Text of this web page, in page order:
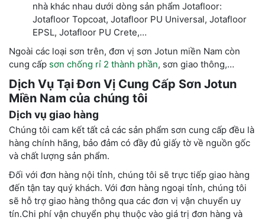
nhà khác nhau dưới dòng sản phẩm Jotafloor:
Jotafloor Topcoat, Jotafloor PU Universal, Jotafloor
EPSL, Jotafloor PU Crete,…
Ngoài các loại sơn trên, đơn vị sơn Jotun miền Nam còn
cung cấp sơn chống rỉ 2 thành phần, sơn giao thông,…
Dịch Vụ Tại Đơn Vị Cung Cấp Sơn Jotun
Miền Nam của chúng tôi
Dịch vụ giao hàng
Chúng tôi cam kết tất cả các sản phẩm sơn cung cấp đều là
hàng chính hãng, bảo đảm có đầy đủ giấy tờ về nguồn gốc
và chất lượng sản phẩm.
Đối với đơn hàng nội tỉnh, chúng tôi sẽ trực tiếp giao hàng
đến tận tay quý khách. Với đơn hàng ngoại tỉnh, chúng tôi
sẽ hỗ trợ giao hàng thông qua các đơn vị vận chuyển uy
tín.Chi phí vận chuyển phụ thuộc vào giá trị đơn hàng và